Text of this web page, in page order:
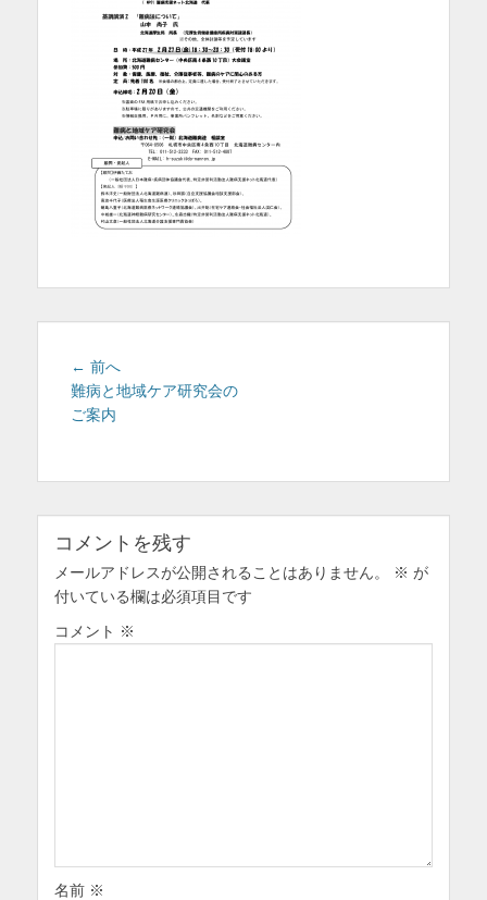
投
稿
ナ
シ
ョ
ン
← 前へ
の
難病と地域ケア研究会の
ご案内
コメントを残す
メールアドレスが公開されることはありません。 ※ が
付いている欄は必須項目です
コメント ※
名前 ※